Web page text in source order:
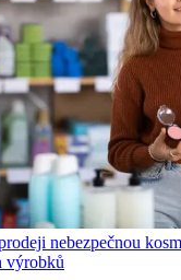
nebezpečnou
výrobků